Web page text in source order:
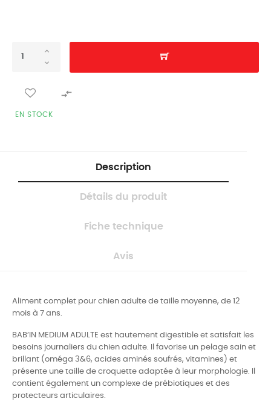

EN STOCK
Description
Détails du produit
Fiche technique
Avis
Aliment complet pour chien adulte de taille moyenne, de 12
mois à 7 ans.
BAB’IN MEDIUM ADULTE est hautement digestible et satisfait les
besoins journaliers du chien adulte. Il favorise un pelage sain et
brillant (oméga 3&6, acides aminés soufrés, vitamines) et
présente une taille de croquette adaptée à leur morphologie. Il
contient également un complexe de prébiotiques et des
protecteurs articulaires.